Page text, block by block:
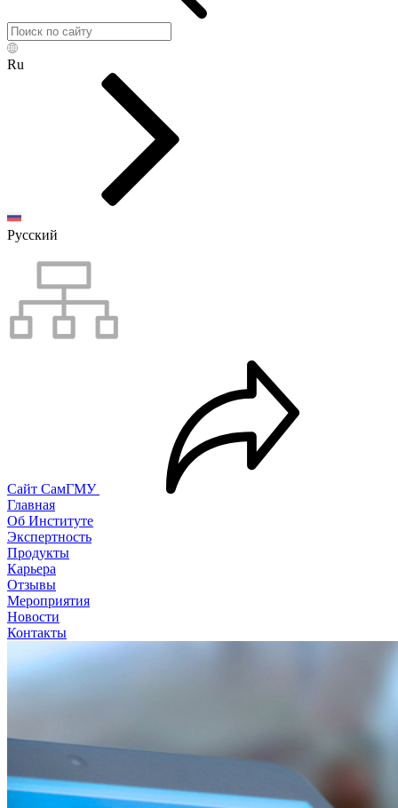
Ru
Русский
Сайт СамГМУ
Главная
Об Институте
Экспертность
Продукты
Карьера
Отзывы
Мероприятия
Новости
Контакты